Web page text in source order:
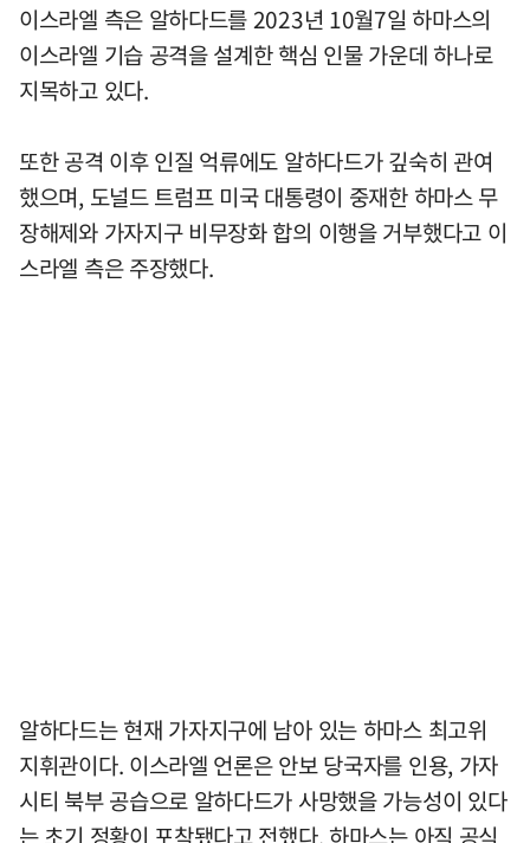
이스라엘 측은 알하다드를 2023년 10월7일 하마스의
이스라엘 기습 공격을 설계한 핵심 인물 가운데 하나로
지목하고 있다.
또한 공격 이후 인질 억류에도 알하다드가 깊숙히 관여
했으며, 도널드 트럼프 미국 대통령이 중재한 하마스 무
장해제와 가자지구 비무장화 합의 이행을 거부했다고 이
스라엘 측은 주장했다.
알하다드는 현재 가자지구에 남아 있는 하마스 최고위
지휘관이다. 이스라엘 언론은 안보 당국자를 인용, 가자
시티 북부 공습으로 알하다드가 사망했을 가능성이 있다
는 초기 정황이 포착됐다고 전했다. 하마스는 아직 공식